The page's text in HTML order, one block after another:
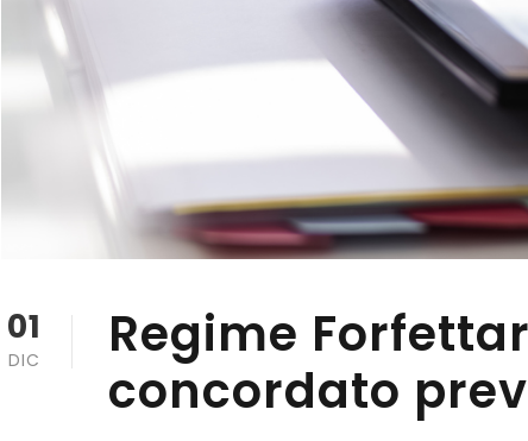
01
DIC
Regime
concordato